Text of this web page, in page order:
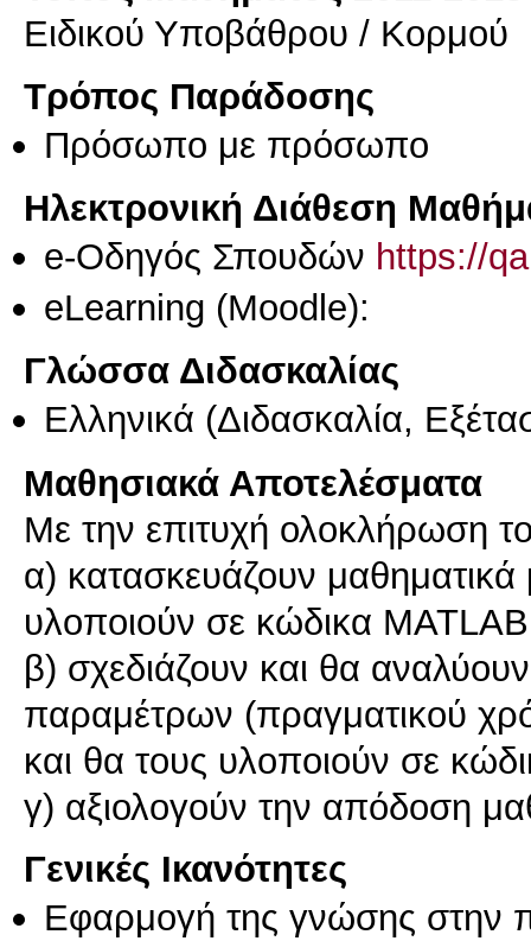
Ειδικού Υποβάθρου / Κορμού
Τρόπος Παράδοσης
Πρόσωπο με πρόσωπο
Ηλεκτρονική Διάθεση
e-Οδηγός Σπουδών https://
eLearning (Moodle):
Γλώσσα Διδασκαλίας
Ελληνικά (Διδασκαλία,
Μαθησιακά Αποτελέσματα
Με την επιτυχή ολοκλήρωση
α) κατασκευάζουν
υλοποιούν σε κώδικα
β) σχεδιάζουν και θα
παραμέτρων (πραγματικού
και θα τους υλοποιούν σε
γ) αξιολογούν την απόδοση
Γενικές Ικανότητες
Εφαρμογή της γνώσης στην